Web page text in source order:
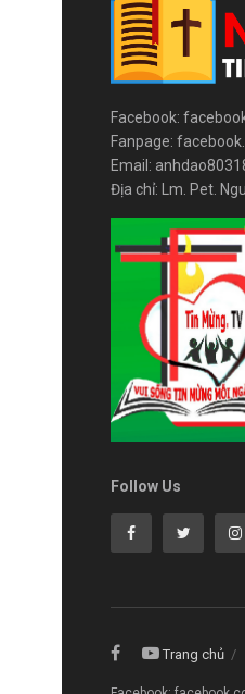
Facebook:
Fanpage:
Email:
Địa chỉ: Lm. Pet.
Follow Us
Trang chủ